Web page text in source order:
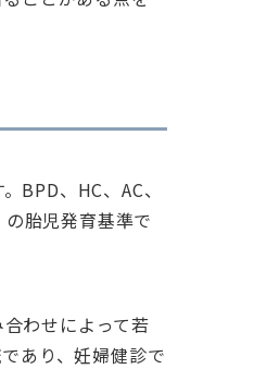
BPD、HC、AC、
胎児発育基準で
わせによって若
あり、妊婦健診で